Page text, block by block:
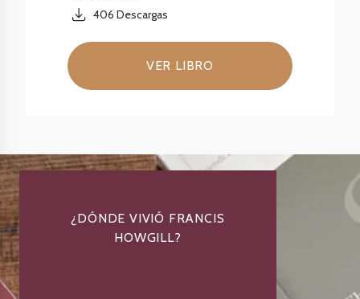
406 Descargas
VER LIBRO
¿DÓNDE VIVIÓ FRANCIS
HOWGILL?